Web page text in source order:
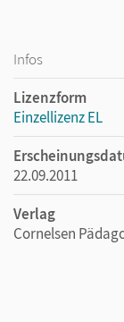
Infos
Lizenzform
Einzellizenz EL
22.09.2011
Verlag
Cornelsen